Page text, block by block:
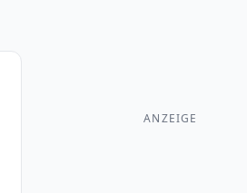
ANZEIGE